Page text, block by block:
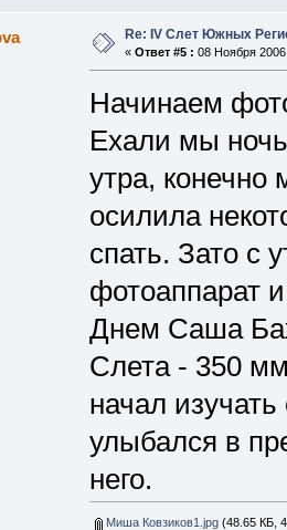
Re: IV Слет Южных
« Ответ #5 : 08 Ноября
Начинаем
Ехали мы
утра,
осилила
спать. Зато с
фотоаппарат
Днем Саша
Слета - 350
начал
улыбался в
него.
Миша Ковзиков1.jpg(48.65 КБ,